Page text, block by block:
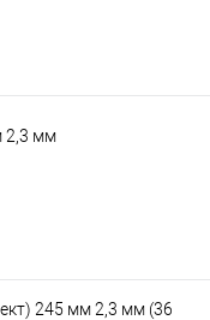
2,3 мм
245 мм 2,3 мм (36